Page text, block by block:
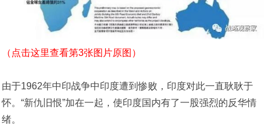
（点击这里查看第3张图片原图）
由于1962年中印战争中印度遭到惨败，印度对此一直耿耿于
怀。“新仇旧恨”加在一起，使印度国内有了一股强烈的反华情
绪。